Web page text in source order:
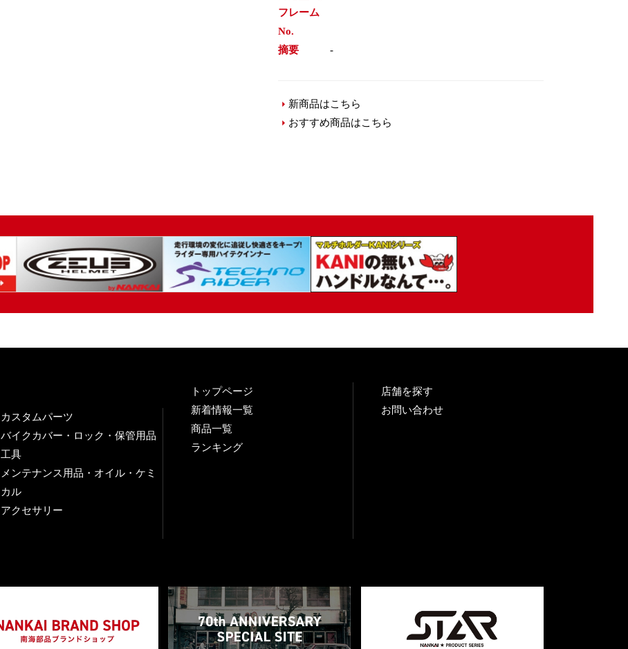
フレーム
No.
摘要 -
新商品はこちら
おすすめ商品はこちら
カスタムパーツ
バイクカバー・ロック・保管用品
工具
メンテナンス用品・オイル・ケミ
カル
アクセサリー
トップページ
新着情報一覧
商品一覧
ランキング
店舗を探す
お問い合わせ